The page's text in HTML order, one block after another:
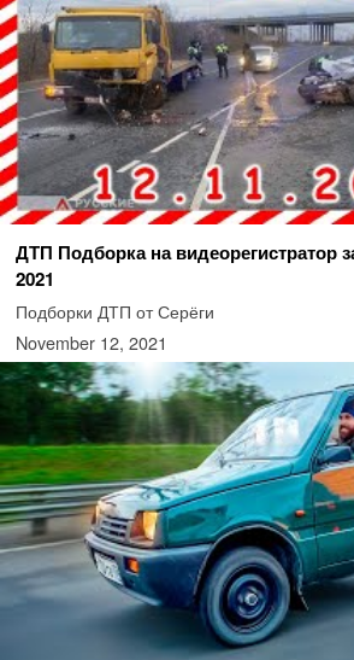
ДТП Подборка на видеорегистратор
2021
Подборки ДТП от Серёги
November 12, 2021